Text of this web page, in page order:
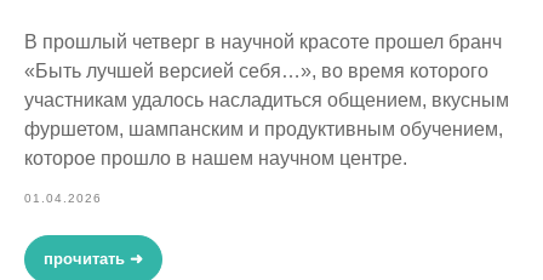
В прошлый четверг в научной красоте прошел бранч
«Быть лучшей версией себя…», во время которого
участникам удалось насладиться общением, вкусным
фуршетом, шампанским и продуктивным обучением,
которое прошло в нашем научном центре.
01.04.2026
прочитать ➜